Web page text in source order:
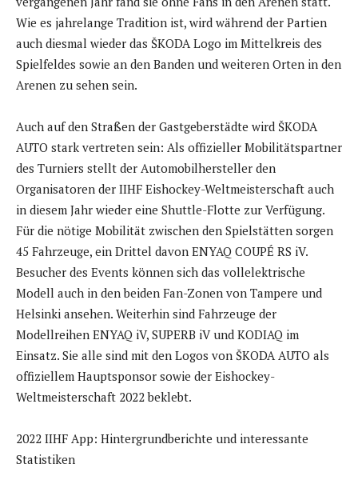
Wie es jahrelange Tradition ist, wird während der Partien
auch diesmal wieder das ŠKODA Logo im Mittelkreis des
Spielfeldes sowie an den Banden und weiteren Orten in den
Arenen zu sehen sein.
Auch auf den Straßen der Gastgeberstädte wird ŠKODA
AUTO stark vertreten sein: Als offizieller Mobilitätspartner
des Turniers stellt der Automobilhersteller den
Organisatoren der IIHF Eishockey-Weltmeisterschaft auch
in diesem Jahr wieder eine Shuttle-Flotte zur Verfügung.
Für die nötige Mobilität zwischen den Spielstätten sorgen
45 Fahrzeuge, ein Drittel davon ENYAQ COUPÉ RS iV.
Besucher des Events können sich das vollelektrische
Modell auch in den beiden Fan-Zonen von Tampere und
Helsinki ansehen. Weiterhin sind Fahrzeuge der
Modellreihen ENYAQ iV, SUPERB iV und KODIAQ im
Einsatz. Sie alle sind mit den Logos von ŠKODA AUTO als
offiziellem Hauptsponsor sowie der Eishockey-
Weltmeisterschaft 2022 beklebt.
2022 IIHF App: Hintergrundberichte und interessante
Statistiken